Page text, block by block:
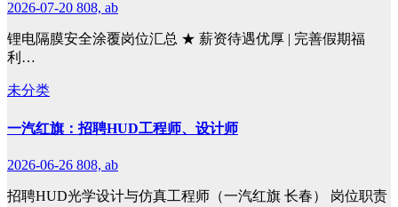
2026-07-20 808, ab
锂电隔膜安全涂覆岗位汇总 ★ 薪资待遇优厚 | 完善假期福
利…
未分类
一汽红旗：招聘HUD工程师、设计师
2026-06-26 808, ab
招聘HUD光学设计与仿真工程师（一汽红旗 长春） 岗位职责